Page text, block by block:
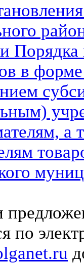
Порядка
в
а
по